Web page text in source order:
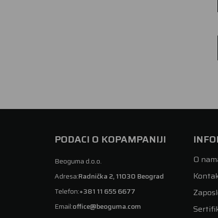
PODACI O KOPAMPANIJI
Beoguma d.o.o.
Adresa:Radnička 2, 11030 Beograd
Telefon:+381 11 655 6677
Email:office@beoguma.com
O